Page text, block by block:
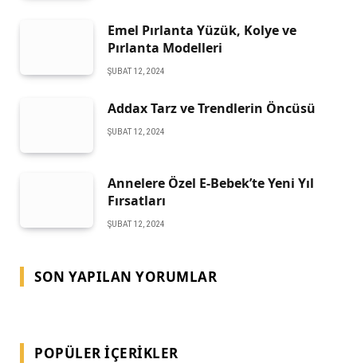
Emel Pırlanta Yüzük, Kolye ve
Pırlanta Modelleri
ŞUBAT 12, 2024
Addax Tarz ve Trendlerin Öncüsü
ŞUBAT 12, 2024
Annelere Özel E-Bebek’te Yeni Yıl
Fırsatları
ŞUBAT 12, 2024
SON YAPILAN YORUMLAR
POPÜLER İÇERIKLER